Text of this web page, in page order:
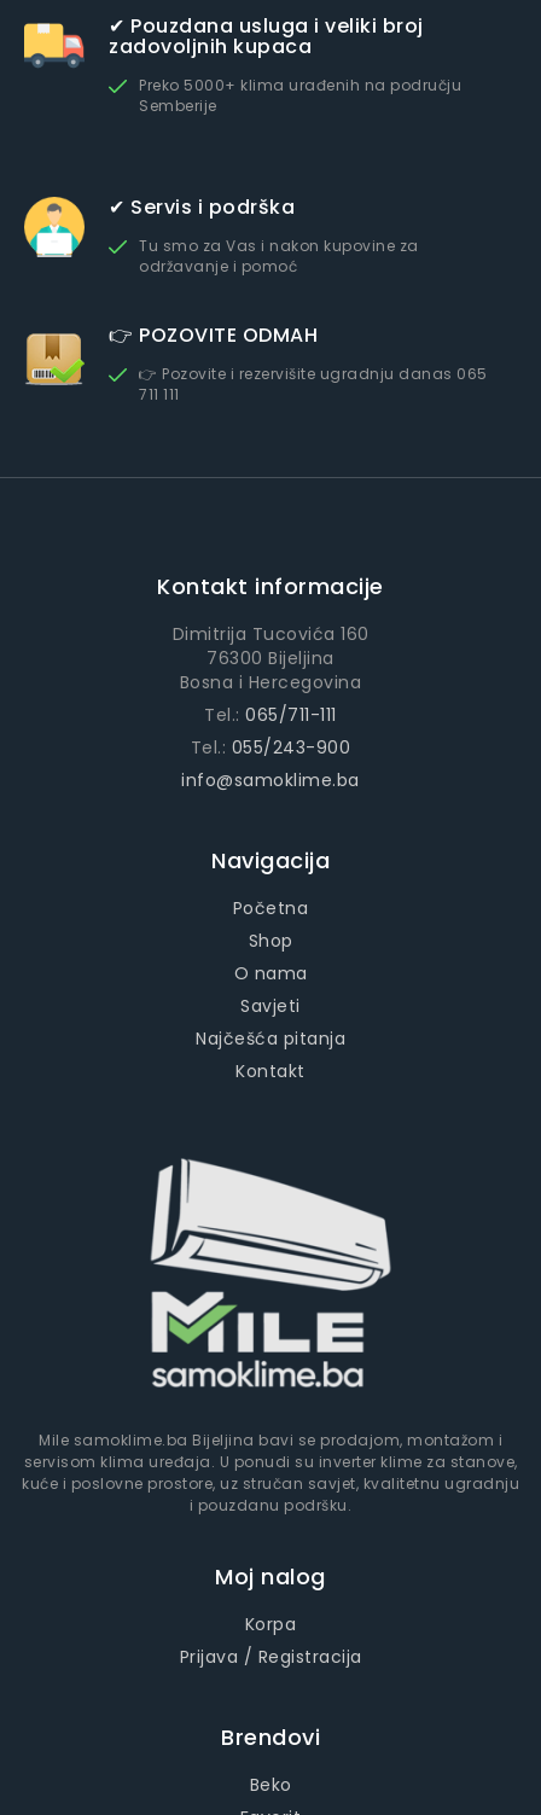
✔ Pouzdana usluga i veliki broj
zadovoljnih kupaca
Preko 5000+ klima urađenih na području
Semberije
✔ Servis i podrška
Tu smo za Vas i nakon kupovine za
održavanje i pomoć
👉 POZOVITE ODMAH
👉 Pozovite i rezervišite ugradnju danas 065
711 111
Kontakt informacije
Dimitrija Tucovića 160
76300 Bijeljina
Bosna i Hercegovina
Tel.:065/711-111
Tel.: 055/243-900
info@samoklime.ba
Navigacija
Početna
Shop
O nama
Savjeti
Najčešća pitanja
Kontakt
Mile samoklime.ba Bijeljina bavi se prodajom, montažom i
servisom klima uređaja. U ponudi su inverter klime za stanove,
kuće i poslovne prostore, uz stručan savjet, kvalitetnu ugradnju
i pouzdanu podršku.
Moj nalog
Korpa
Prijava / Registracija
Brendovi
Beko